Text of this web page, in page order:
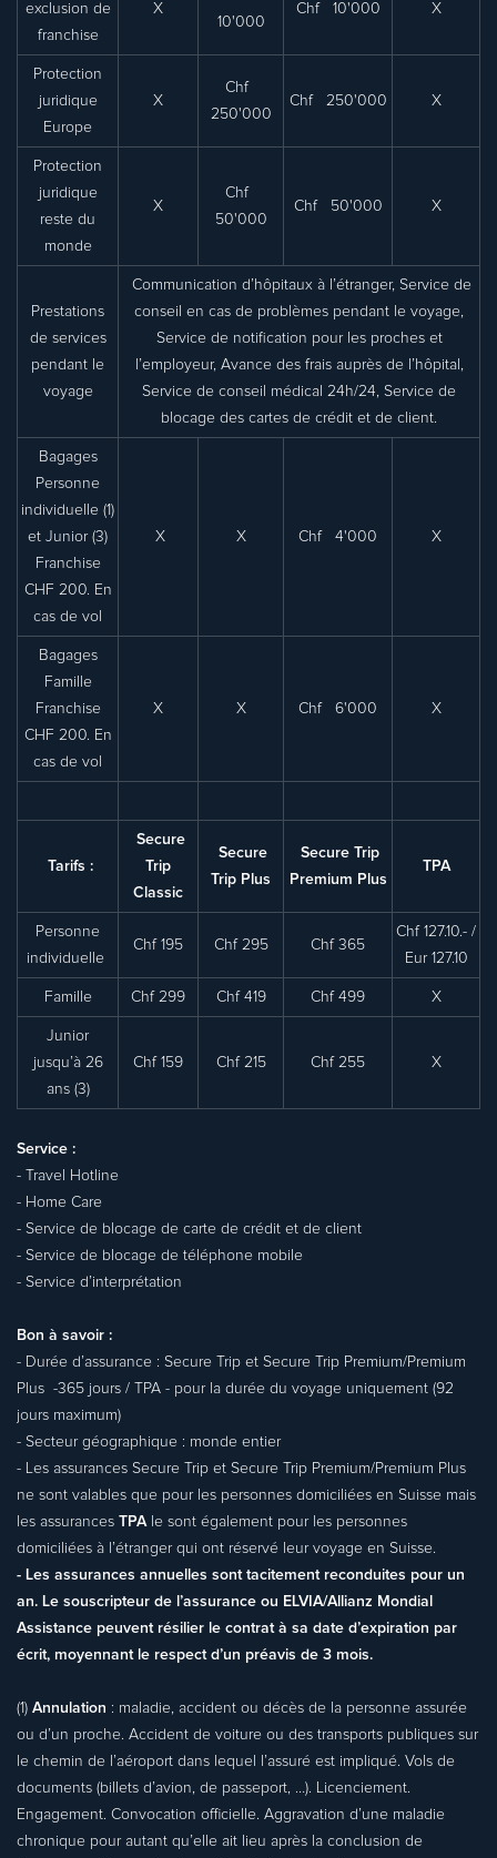
exclusion de
franchise
X
10'000
Chf 10'000 X
Protection
juridique
Europe
X
Chf
250'000
Chf 250'000 X
Protection
juridique
reste du
monde
X
Chf
50'000
Chf 50'000 X
Prestations
de services
pendant le
voyage
Communication d’hôpitaux à l’étranger, Service de
conseil en cas de problèmes pendant le voyage,
Service de notification pour les proches et
l’employeur, Avance des frais auprès de l’hôpital,
Service de conseil médical 24h/24, Service de
blocage des cartes de crédit et de client.
Bagages
Personne
individuelle (1)
et Junior (3)
Franchise
CHF 200. En
cas de vol
X X Chf 4'000 X
Bagages
Famille
Franchise
CHF 200. En
cas de vol
X X Chf 6'000 X
Tarifs :
Secure
Trip
Classic
Secure
Trip Plus
Secure Trip
Premium Plus
TPA
Personne
individuelle
Chf 195 Chf 295 Chf 365
Chf 127.10.- /
Eur 127.10
Famille Chf 299 Chf 419 Chf 499 X
Junior
jusqu’à 26
ans (3)
Chf 159 Chf 215 Chf 255 X
Service :
- Travel Hotline
- Home Care
- Service de blocage de carte de crédit et de client
- Service de blocage de téléphone mobile
- Service d’interprétation
Bon à savoir :
- Durée d’assurance : Secure Trip et Secure Trip Premium/Premium
Plus -365 jours / TPA - pour la durée du voyage uniquement (92
jours maximum)
- Secteur géographique : monde entier
- Les assurances Secure Trip et Secure Trip Premium/Premium Plus
ne sont valables que pour les personnes domiciliées en Suisse mais
les assurances TPAle sont également pour les personnes
domiciliées à l’étranger qui ont réservé leur voyage en Suisse.
- Les assurances annuelles sont tacitement reconduites pour un
an. Le souscripteur de l’assurance ou ELVIA/Allianz Mondial
Assistance peuvent résilier le contrat à sa date d’expiration par
écrit, moyennant le respect d’un préavis de 3 mois.
(1) Annulation : maladie, accident ou décès de la personne assurée
ou d’un proche. Accident de voiture ou des transports publiques sur
le chemin de l’aéroport dans lequel l’assuré est impliqué. Vols de
documents (billets d’avion, de passeport, …). Licenciement.
Engagement. Convocation officielle. Aggravation d’une maladie
chronique pour autant qu’elle ait lieu après la conclusion de